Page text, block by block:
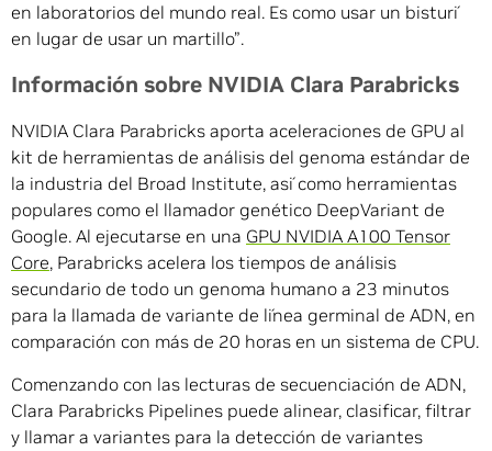
en laboratorios del mundo real. Es como usar un bisturí
en lugar de usar un martillo”.
Información sobre NVIDIA Clara Parabricks
NVIDIA Clara Parabricks aporta aceleraciones de GPU al
kit de herramientas de análisis del genoma estándar de
la industria del Broad Institute, así como herramientas
populares como el llamador genético DeepVariant de
Google. Al ejecutarse en una GPU NVIDIA A100 Tensor
Core, Parabricks acelera los tiempos de análisis
secundario de todo un genoma humano a 23 minutos
para la llamada de variante de línea germinal de ADN, en
comparación con más de 20 horas en un sistema de CPU.
Comenzando con las lecturas de secuenciación de ADN,
Clara Parabricks Pipelines puede alinear, clasificar, filtrar
y llamar a variantes para la detección de variantes